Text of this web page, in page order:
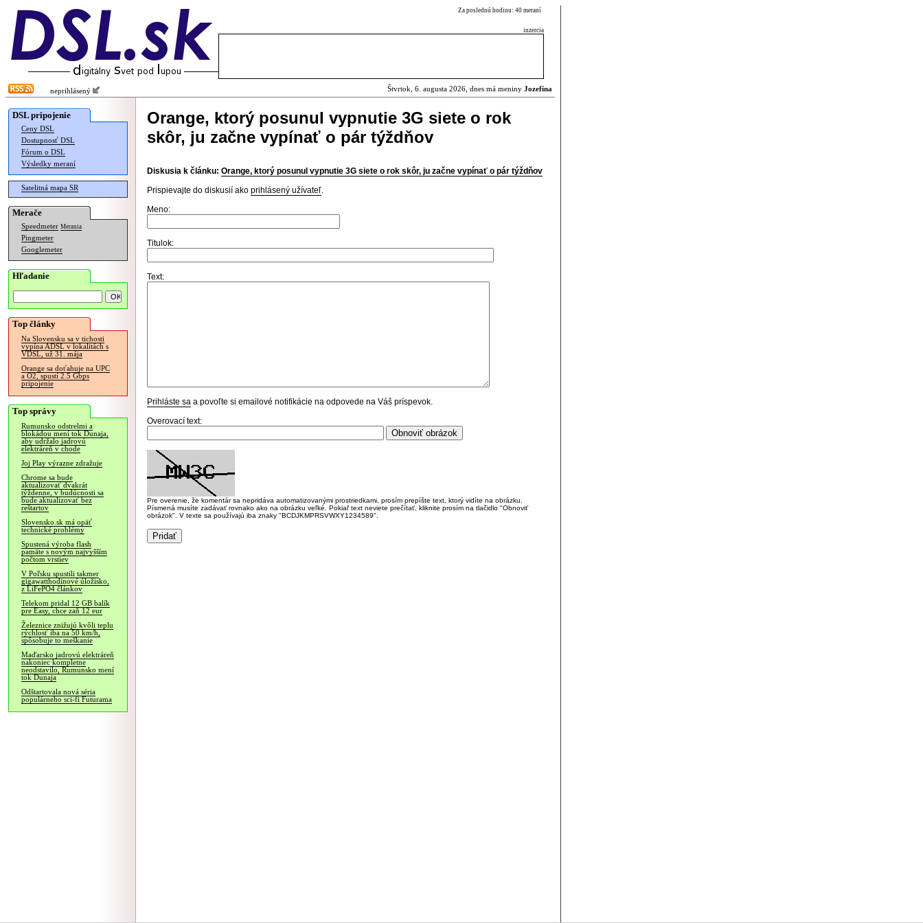
Za poslednú hodinu: 40 meraní
inzercia
neprihlásený Štvrtok, 6. augusta 2026, dnes má meniny Jozefína
DSL pripojenie
Ceny DSL
Dostupnosť DSL
Fórum o DSL
Výsledky meraní
Satelitná mapa SR
Merače
Speedmeter Merania
Pingmeter
Googlemeter
Hľadanie
Top články
Na Slovensku sa v tichosti
vypína ADSL v lokalitách s
VDSL, už 31. mája
Orange sa doťahuje na UPC
a O2, spustí 2.5 Gbps
pripojenie
Top správy
Rumunsko odstrelmi a
blokádou mení tok Dunaja,
aby udržalo jadrovú
elektráreň v chode
Joj Play výrazne zdražuje
Chrome sa bude
aktualizovať dvakrát
týždenne, v budúcnosti sa
bude aktualizovať bez
reštartov
Slovensko.sk má opäť
technické problémy
Spustená výroba flash
pamäte s novým najvyšším
počtom vrstiev
V Poľsku spustili takmer
gigawatthodinové úložisko,
z LiFePO4 článkov
Telekom pridal 12 GB balík
pre Easy, chce zaň 12 eur
Železnice znižujú kvôli teplu
rýchlosť iba na 50 km/h,
spôsobuje to meškanie
Maďarsko jadrovú elektráreň
nakoniec kompletne
neodstavilo, Rumunsko mení
tok Dunaja
Odštartovala nová séria
populárneho sci-fi Futurama
Orange, ktorý posunul vypnutie 3G siete o rok
skôr, ju začne vypínať o pár týždňov
Diskusia k článku: Orange, ktorý posunul vypnutie 3G siete o rok skôr, ju začne vypínať o pár týždňov
Prispievajte do diskusií ako prihlásený užívateľ.
Meno:
Titulok:
Text:
Prihláste sa a povoľte si emailové notifikácie na odpovede na Váš príspevok.
Overovací text:
Pre overenie, že komentár sa nepridáva automatizovanými prostriedkami, prosím prepíšte text, ktorý vidíte na obrázku.
Písmená musíte zadávať rovnako ako na obrázku veľké. Pokiaľ text neviete prečítať, kliknite prosím na tlačidlo "Obnoviť
obrázok". V texte sa používajú iba znaky "BCDJKMPRSVWXY1234589".